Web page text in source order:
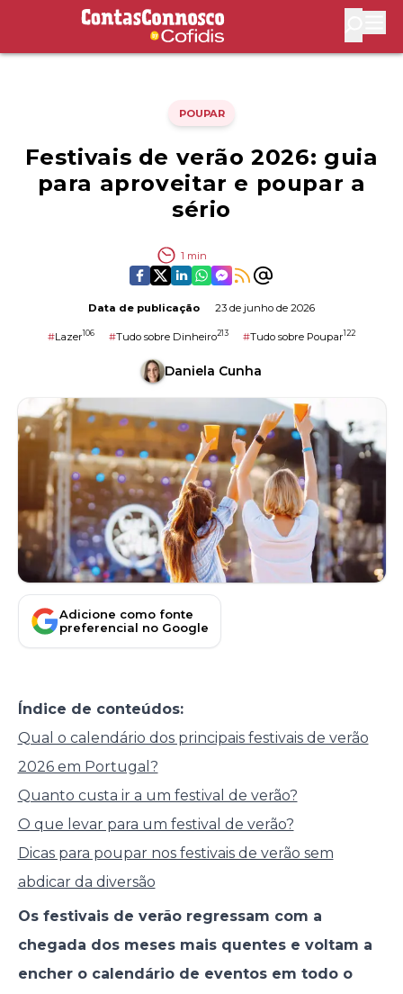
Contas Connosco by Cofidis
POUPAR
Festivais de verão 2026: guia
para aproveitar e poupar a
sério
1 min
Data de publicação 23 de junho de 2026
#Lazer106 #Tudo sobre Dinheiro213 #Tudo sobre Poupar122
Daniela Cunha
Adicione como fonte
preferencial no Google
Índice de conteúdos:
Qual o calendário dos principais festivais de verão
2026 em Portugal?
Quanto custa ir a um festival de verão?
O que levar para um festival de verão?
Dicas para poupar nos festivais de verão sem
abdicar da diversão
Os festivais de verão regressam com a
chegada dos meses mais quentes e voltam a
encher o calendário de eventos em todo o